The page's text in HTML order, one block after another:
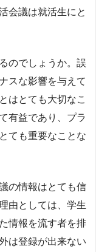
会議は就活生にと
のでしょうか。誤
スな影響を与えて
はとても大切なこ
有益であり、プラ
ても重要なことな
の情報はとても信
由としては、学生
情報を流す者を排
は登録が出来ない